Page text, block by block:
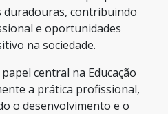
duradouras, contribuindo
e oportunidades
na sociedade.
central na Educação
a prática profissional,
o desenvolvimento e o